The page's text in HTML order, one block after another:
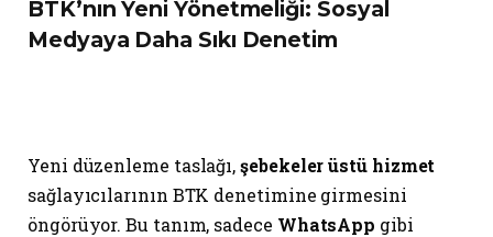
BTK’nın Yeni Yönetmeliği: Sosyal
Medyaya Daha Sıkı Denetim
Yeni düzenleme taslağı,şebekeler üstü hizmet
sağlayıcılarının BTK denetimine girmesini
öngörüyor. Bu tanım, sadece WhatsApp gibi